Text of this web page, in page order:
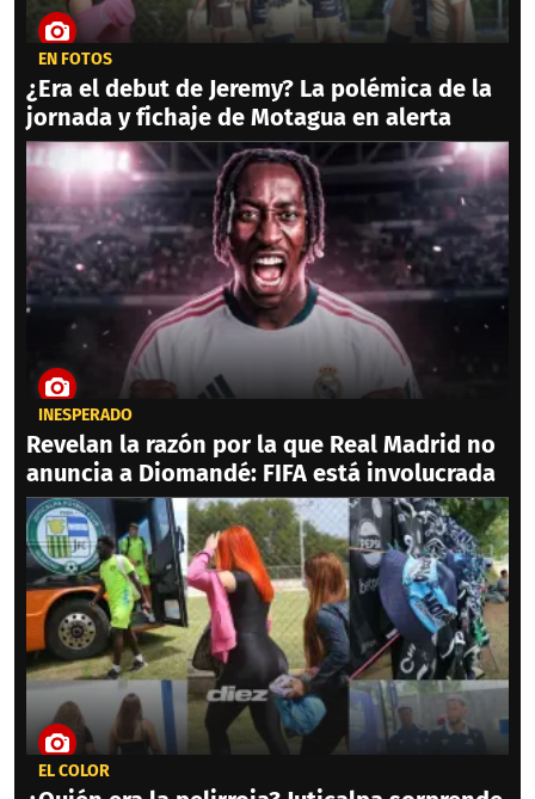
EN FOTOS
¿Era el debut de Jeremy? La polémica de la
jornada y fichaje de Motagua en alerta
INESPERADO
Revelan la razón por la que Real Madrid no
anuncia a Diomandé: FIFA está involucrada
EL COLOR